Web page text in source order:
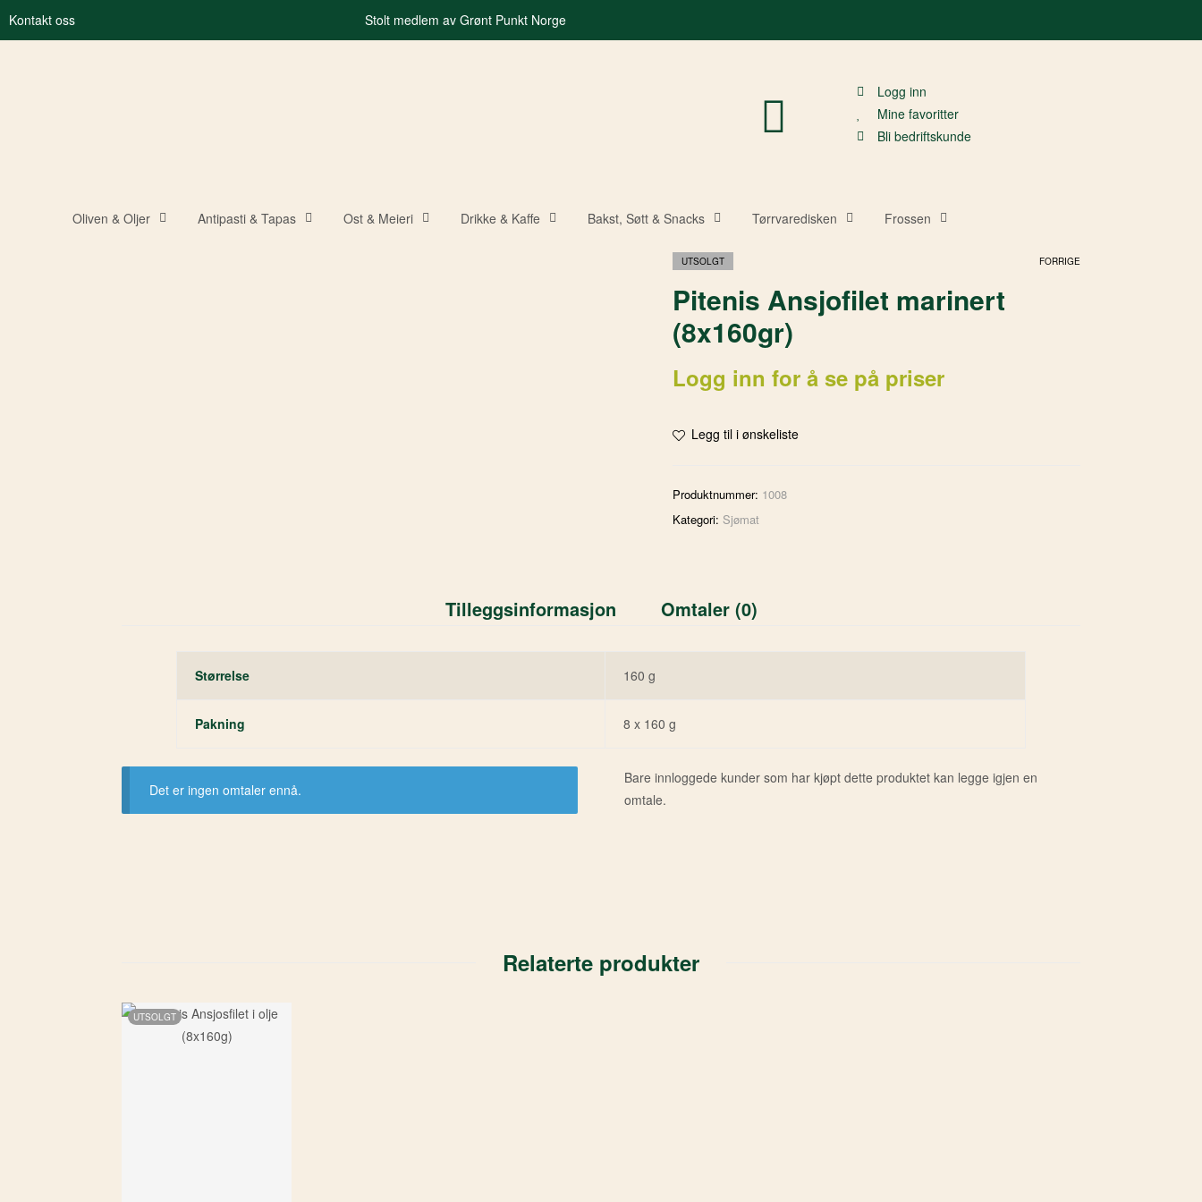
Kontakt oss Stolt medlem av Grønt Punkt Norge
Logg inn
Mine favoritter
Bli bedriftskunde
Oliven & Oljer Antipasti & Tapas Ost & Meieri Drikke & Kaffe Bakst, Søtt & Snacks Tørrvaredisken Frossen
FORRIGE
UTSOLGT
Pitenis Ansjofilet marinert
(8x160gr)
Logg inn for å se på priser
Legg til i ønskeliste
Produktnummer: 1008
Kategori: Sjømat
Tilleggsinformasjon Omtaler (0)
Størrelse 160 g
Pakning 8 x 160 g
Det er ingen omtaler ennå.
Bare innloggede kunder som har kjøpt dette produktet kan legge igjen en
omtale.
Relaterte produkter
UTSOLGT